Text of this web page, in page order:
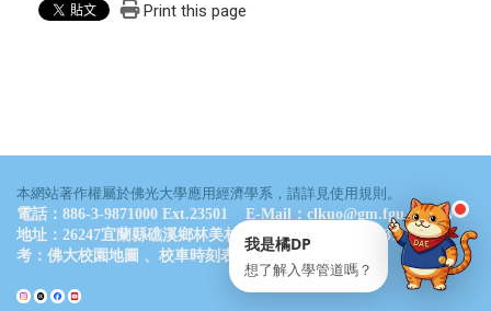
Print this page
本網站著作權屬於佛光大學應用經濟學系，請詳見使用規則。
電話：886-3-9871000 Ext.23501 E-Mail：clkuo@gm.fgu.edu.tw
地址：26247宜蘭縣礁溪鄉林美村林尾路160號 德香樓B311室 參
考： 佛大校園地圖 、 校車時刻表
我是橘DP
想了解入學管道嗎？
通常 24 小時內回覆